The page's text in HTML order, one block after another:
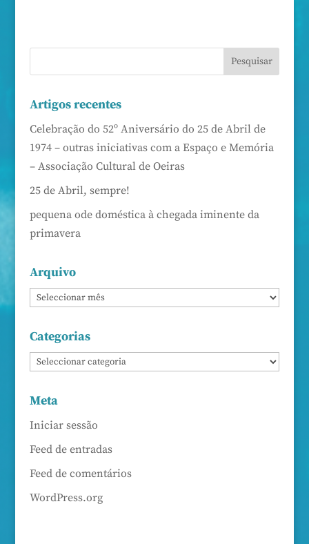
Artigos recentes
Celebração do 52º Aniversário do 25 de Abril de
1974 – outras iniciativas com a Espaço e Memória
– Associação Cultural de Oeiras
25 de Abril, sempre!
pequena ode doméstica à chegada iminente da
primavera
Arquivo
Categorias
Meta
Iniciar sessão
Feed de entradas
Feed de comentários
WordPress.org